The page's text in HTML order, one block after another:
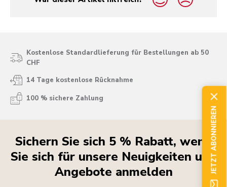
yes
no
Kostenlose Standardlieferung für Bestellungen ab 50
CHF
14 Tage kostenlose Rücknahme
100 % sichere Zahlung
Sichern Sie sich 5 % Rabatt, wenn
Sie sich für unsere Neuigkeiten und
Angebote anmelden
JETZT ABONNIEREN